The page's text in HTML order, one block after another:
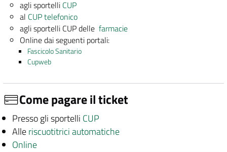
agli sportelli CUP
al CUP telefonico
agli sportelli CUP dellefarmacie
Online dai seguenti portali:
Fascicolo Sanitario
Cupweb
Come pagare il ticket
Presso gli sportelli CUP
Alleriscuotitrici automatiche
Online